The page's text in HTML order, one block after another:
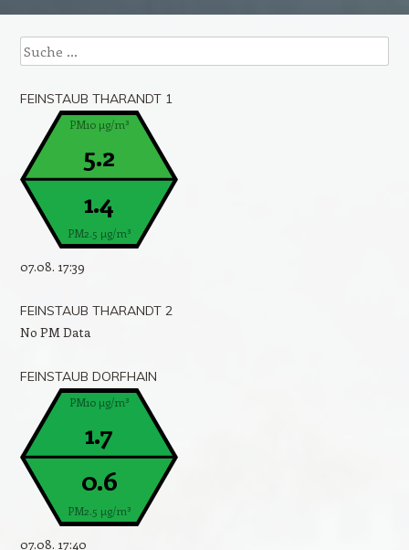
Suche
FEINSTAUB THARANDT 1
PM10 µg/m³
PM2.5 µg/m³
5.2
1.4
07.08. 17:39
FEINSTAUB THARANDT 2
No PM Data
FEINSTAUB DORFHAIN
PM10 µg/m³
PM2.5 µg/m³
1.7
0.6
07.08. 17:40